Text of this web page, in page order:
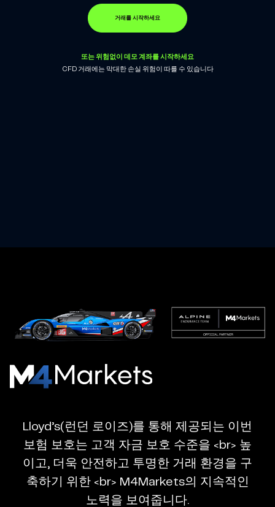
거래를 시작하세요
또는 위험없이 데모 계좌를 시작하세요
CFD 거래에는 막대한 손실 위험이 따를 수 있습니다
M4Markets
CFD
Trading
Regulated
Broker
Lloyd’s(런던 로이즈)를 통해 제공되는 이번
보험 보호는 고객 자금 보호 수준을 <br> 높
이고, 더욱 안전하고 투명한 거래 환경을 구
축하기 위한 <br> M4Markets의 지속적인
노력을 보여줍니다.